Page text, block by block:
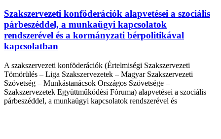
Szakszervezeti konföderációk alapvetései a szociális
párbeszéddel, a munkaügyi kapcsolatok
rendszerével és a kormányzati bérpolitikával
kapcsolatban
A szakszervezeti konföderációk (Értelmiségi Szakszervezeti
Tömörülés – Liga Szakszervezetek – Magyar Szakszervezeti
Szövetség – Munkástanácsok Országos Szövetsége –
Szakszervezetek Együttműködési Fóruma) alapvetései a szociális
párbeszéddel, a munkaügyi kapcsolatok rendszerével és